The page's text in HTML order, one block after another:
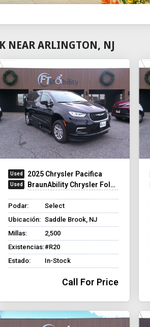
NEAR ARLINGTON, NJ
2025 Chrysler Pacifica
BraunAbility Chrysler Foldout XT
Podar:
Select
Ubicación: Saddle Brook, NJ
Millas:
2,500
Existencias:#R20
Estado:
In-Stock
Call For Price